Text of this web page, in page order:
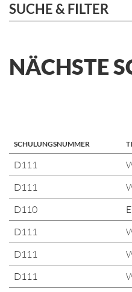
SUCHE & FILTER
NÄCHSTE
SCHULUNGSNUMMER
D111
D111
D110
D111
D111
D111